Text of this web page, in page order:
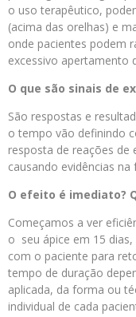
o uso terapêutico,
(acima das orelhas) e
onde pacientes podem
excessivo apertamento
O que são sinais de
São respostas e
o tempo vão definindo
resposta de reações de
causando evidências na
O efeito é imediato?
Começamos a ver
o seu ápice em 15
com o paciente para
tempo de duração
aplicada, da forma ou
individual de cada